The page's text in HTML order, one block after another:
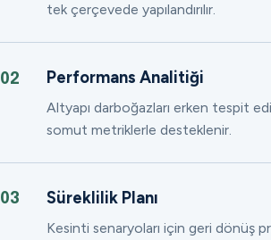
tek çerçevede yapılandırılır.
02 Performans Analitiği
Altyapı darboğazları erken tespit
somut metriklerle desteklenir.
03 Süreklilik Planı
Kesinti senaryoları için geri dönüş